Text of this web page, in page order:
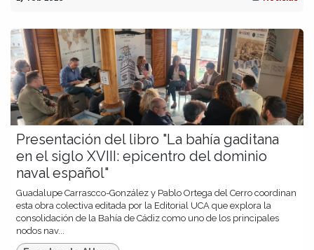
Presentación del libro "La bahía gaditana
en el siglo XVIII: epicentro del dominio
naval español"
Guadalupe Carrascco-González y Pablo Ortega del Cerro coordinan
esta obra colectiva editada por la Editorial UCA que explora la
consolidación de la Bahía de Cádiz como uno de los principales
nodos nav...